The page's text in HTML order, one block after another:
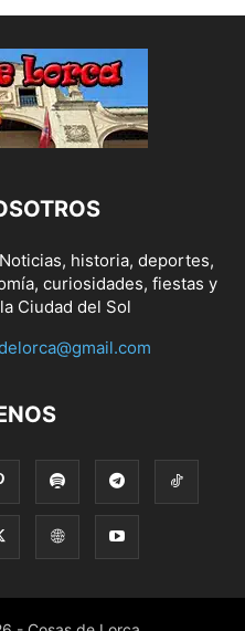
historia, deportes,
curiosidades, fiestas y
Ciudad del Sol